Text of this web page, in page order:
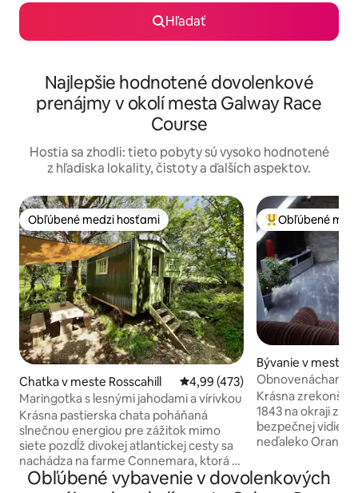
Hľadať
Najlepšie hodnotené dovolenkové
prenájmy v okolí mesta Galway Race
Course
Hostia sa zhodli: tieto pobyty sú vysoko hodnotené
z hľadiska lokality, čistoty a ďalších aspektov.
Obľúbené medzi hosťami
Obľúbené medzi hosťami
Chatka v meste Rosscahill Priemerné ohodnotenie 4,99 z
4,99 (473)
Maringotka s lesnými jahodami a vírivkou
Krásna pastierska chata poháňaná
slnečnou energiou pre zážitok mimo
siete pozdĺž divokej atlantickej cesty sa
nachádza na farme Connemara, ktorá sa
nachádza 20 minút od mesta Galway a
Najobľúbenejšie
Obľúbené
Bývanie v meste
lway
Obnovenáchaný
roku 1843 vedľa
Krásna
1843 na okraji
bezpečnej
neďaleko
a Clare. Pokojná
kombinácia
Obľúbené vybavenie v dovolenkových